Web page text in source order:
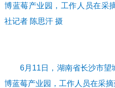
博蓝莓产业园，工作人员在采
社记者 陈思汗 摄
6月11日，湖南省长沙市望
博蓝莓产业园，工作人员在采